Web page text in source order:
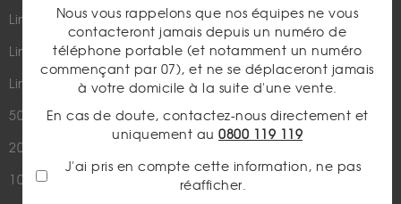
Lingot 100g Or
Lingotin 1 Once Or
Lingotin 1g Or
50 Pesos Or
20 Francs Napoléon
10 Francs Napoléon
Parutions dans les médias
Qui sommes-nous ?
Plan du site
Or
Nous vous rappelons que nos équipes ne vous
contacteront jamais depuis un numéro de
téléphone portable (et notamment un numéro
commençant par 07), et ne se déplaceront jamais
à votre domicile à la suite d'une vente.
En cas de doute, contactez-nous directement et
uniquement au 0800 119 119
J'ai pris en compte cette information, ne pas
réafficher.